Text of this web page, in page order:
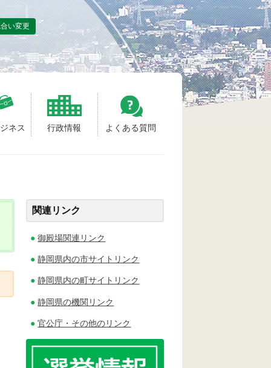
ネス 行政情報 よくある質問
い変更
関連リンク
御殿場関連リンク
静岡県内の市サイトリンク
静岡県内の町サイトリンク
静岡県の機関リンク
官公庁・その他のリンク